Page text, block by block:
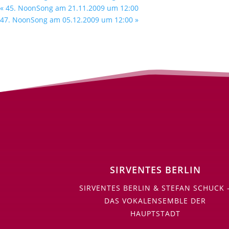
« 45. NoonSong am 21.11.2009 um 12:00
47. NoonSong am 05.12.2009 um 12:00 »
SIRVENTES BERLIN
SIRVENTES BERLIN & STEFAN SCHUCK
DAS VOKALENSEMBLE DER
HAUPTSTADT